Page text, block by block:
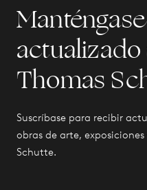
Manténgase
actualizado
Thomas
Suscríbase para recibir
obras de arte,
Schutte.